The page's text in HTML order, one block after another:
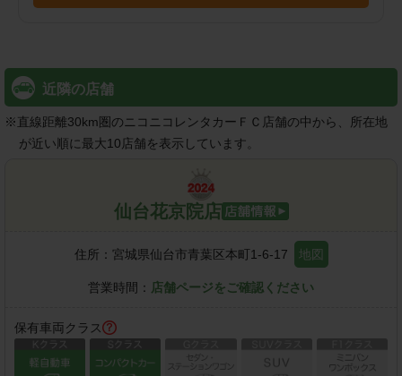
近隣の店舗
※直線距離30km圏のニコニコレンタカーＦＣ店舗の中から、所在地
が近い順に最大10店舗を表示しています。
仙台花京院店
住所： 宮城県仙台市青葉区本町1-6-17 地図
営業時間： 店舗ページをご確認ください
保有車両クラス